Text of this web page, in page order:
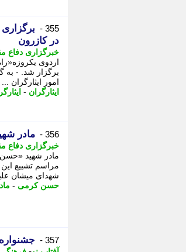
355 -
در کازرون
خبرگزاری دفاع
اردوی
برگزار شد. - به
امور ایثارگران ...
ایثارگران - ایثارگر
356 - مادر
خبرگزاری دفاع
مادر شهید
شهدای میشان
حسن کرمی -
357 -